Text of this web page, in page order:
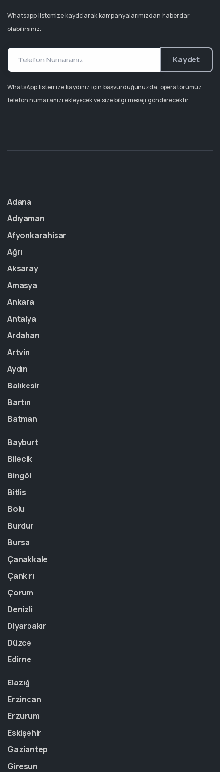
Whatsapp listemize kaydolarak kampanyalarımızdan haberdar
olabilirsiniz.
Kaydet
WhatsApp listemize kaydınız için başvurduğunuzda, operatörümüz
telefon numaranızı ekleyecek ve size bilgi mesajı gönderecektir.
Adana
Adıyaman
Afyonkarahisar
Ağrı
Aksaray
Amasya
Ankara
Antalya
Ardahan
Artvin
Aydın
Balıkesir
Bartın
Batman
Bayburt
Bilecik
Bingöl
Bitlis
Bolu
Burdur
Bursa
Çanakkale
Çankırı
Çorum
Denizli
Diyarbakır
Düzce
Edirne
Elazığ
Erzincan
Erzurum
Eskişehir
Gaziantep
Giresun